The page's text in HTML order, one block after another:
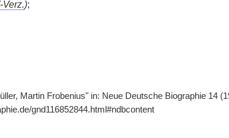
Verz.);
Martin Frobenius" in: Neue Deutsche Biographie 14
gnd116852844.html#ndbcontent